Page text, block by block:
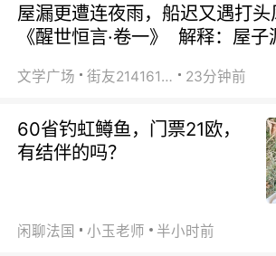
屋漏更遭连夜雨，船迟又遇打
《醒世恒言·卷一》 解释：屋子
文学广场 街友21416156 23分钟前
60省钓虹鳟鱼，门票21欧，
有结伴的吗？
闲聊法国 小玉老师 半小时前